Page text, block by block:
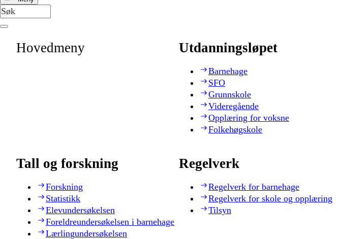
Hovedmeny Utdanningsløpet
Barnehage
SFO
Grunnskole
Videregående
Opplæring for voksne
Folkehøgskole
Tall og forskning
Forskning
Statistikk
Elevundersøkelsen
Foreldreundersøkelsen i barnehage
Lærlingundersøkelsen
Regelverk
Regelverk for barnehage
Regelverk for skole og opplæring
Tilsyn